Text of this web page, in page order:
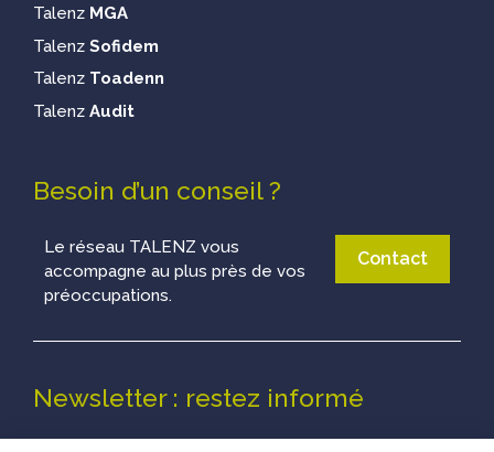
Talenz MGA
Talenz Sofidem
Talenz Toadenn
Talenz Audit
Besoin d’un conseil ?
Le réseau TALENZ vous
accompagne au plus près de vos
préoccupations.
Contact
Newsletter : restez informé